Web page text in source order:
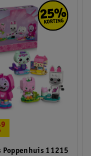
Poppenhuis 11215